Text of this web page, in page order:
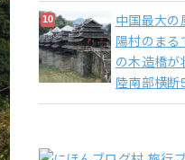
中国最大の
陽村のまる
の木造橋が
陸南部横断